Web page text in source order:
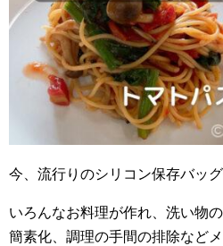
今、流行りのシリコン保存バッ
いろんなお料理が作れ、洗い物
簡素化、調理の手間の排除など